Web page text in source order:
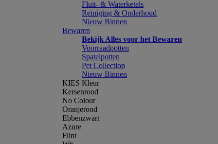
Fluit- & Waterketels
Reiniging & Onderhoud
Nieuw Binnen
Bewaren
Bekijk Alles voor het Bewaren
Voorraadpotten
Spatelpotten
Pet Collection
Nieuw Binnen
KIES Kleur
Kersenrood
No Colour
Oranjerood
Ebbenzwart
Azure
Flint